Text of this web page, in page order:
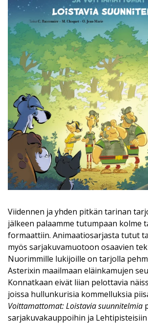
Viidennen ja yhden pitkän tarinan
jälkeen palaamme tutumpaan kolme
formaattiin. Animaatiosarjasta tutut
myös sarjakuvamuotoon osaavien
Nuorimmille lukijoille on tarjolla
Asterixin maailmaan eläinkamujen
Konnatkaan eivät liian pelottavia
joissa hullunkurisia kommelluksia
Voittamattomat: Loistavia suunnitelmia
sarjakuvakauppoihin ja Lehtipisteisiin